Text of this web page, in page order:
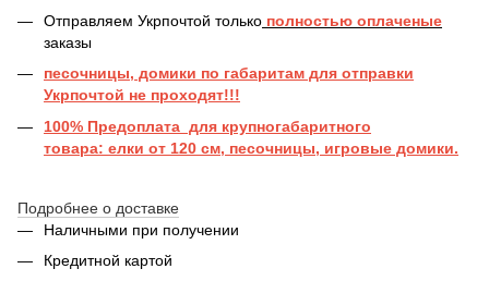
Отправляем Укрпочтой только полностью оплаченые
заказы
песочницы, домики по габаритам для отправки
Укрпочтой не проходят!!!
100% Предоплата для крупногабаритного
товара: елки от 120 см, песочницы, игровые домики.
Подробнее о доставке
Наличными при получении
Кредитной картой